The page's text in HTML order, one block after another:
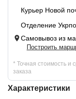
Курьер Новой
Отделение
Самовывоз из
Построить
* Точная стоимость и
заказа
Характеристики